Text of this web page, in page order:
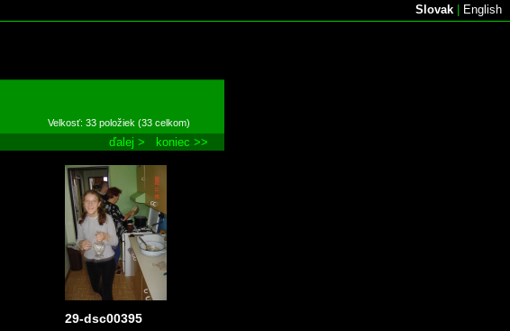
Slovak English
Velkosť: 33 položiek (33 celkom)
ďalej > koniec >>
29-dsc00395